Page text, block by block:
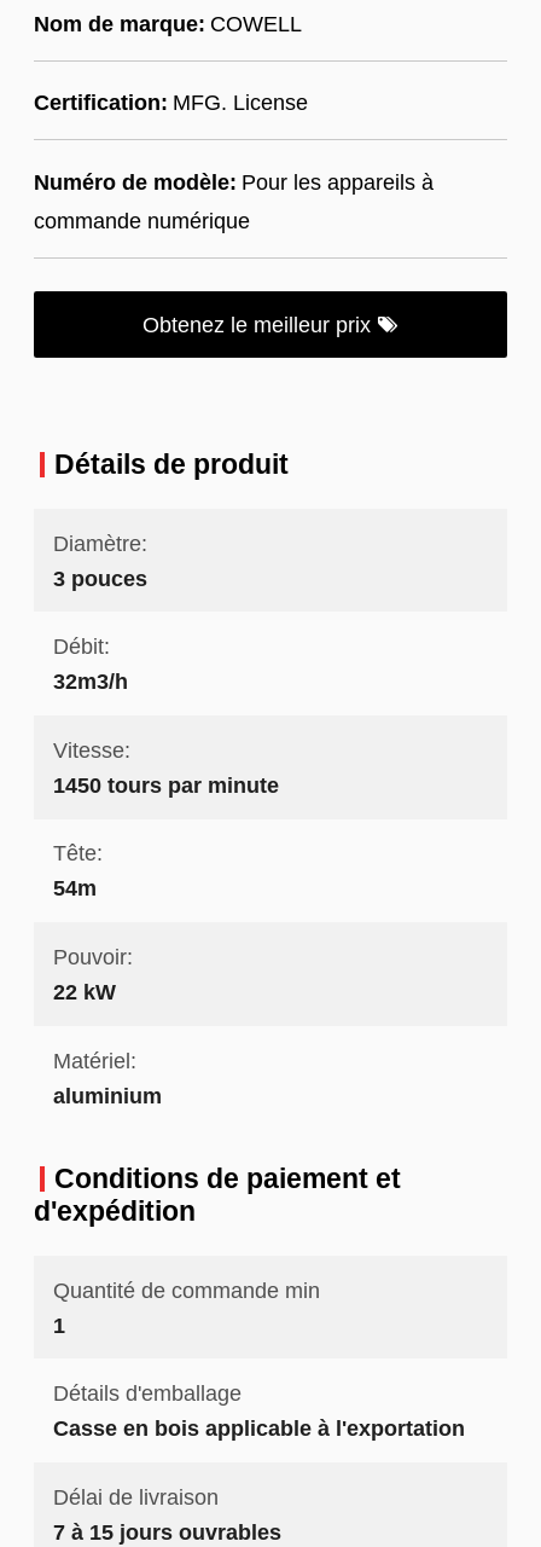
Nom de marque: COWELL
Certification: MFG. License
Numéro de modèle: Pour les appareils à
commande numérique
Obtenez le meilleur prix
Détails de produit
Diamètre:
3 pouces
Débit:
32m3/h
Vitesse:
1450 tours par minute
Tête:
54m
Pouvoir:
22 kW
Matériel:
aluminium
Conditions de paiement et
d'expédition
Quantité de commande min
1
Détails d'emballage
Casse en bois applicable à l'exportation
Délai de livraison
7 à 15 jours ouvrables